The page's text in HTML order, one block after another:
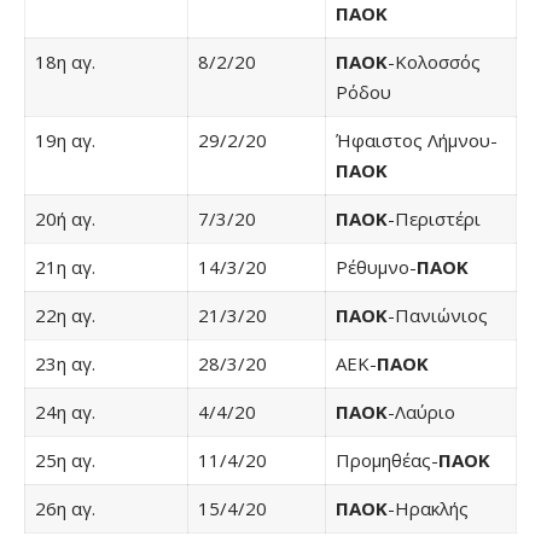
ΠΑΟΚ
18η αγ.
8/2/20 ΠΑΟΚ-Κολοσσός
Ρόδου
19η αγ.
29/2/20
Ήφαιστος Λήμνου-
ΠΑΟΚ
20ή αγ.
7/3/20 ΠΑΟΚ-Περιστέρι
21η αγ.
14/3/20 Ρέθυμνο-ΠΑΟΚ
22η αγ.
21/3/20 ΠΑΟΚ-Πανιώνιος
23η αγ.
28/3/20 ΑΕΚ-ΠΑΟΚ
24η αγ.
4/4/20 ΠΑΟΚ-Λαύριο
25η αγ.
11/4/20 Προμηθέας-ΠΑΟΚ
26η αγ.
15/4/20 ΠΑΟΚ-Ηρακλής